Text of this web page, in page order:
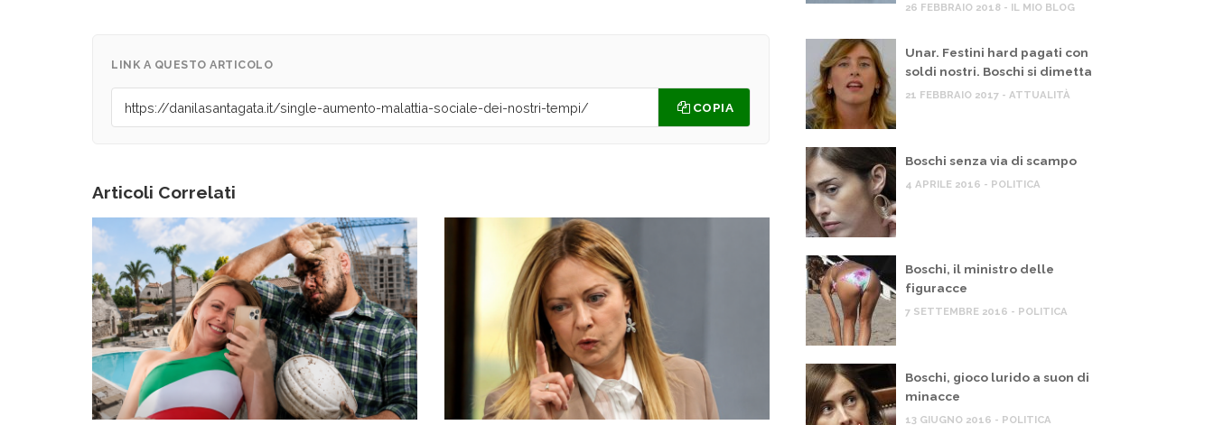
LINK A QUESTO ARTICOLO
COPIA
Articoli Correlati
26 FEBBRAIO 2018 - IL MIO BLOG
Unar. Festini hard pagati con
soldi nostri. Boschi si dimetta
21 FEBBRAIO 2017 - ATTUALITÀ
Boschi senza via di scampo
4 APRILE 2016 - POLITICA
Boschi, il ministro delle
figuracce
7 SETTEMBRE 2016 - POLITICA
Boschi, gioco lurido a suon di
minacce
13 GIUGNO 2016 - POLITICA